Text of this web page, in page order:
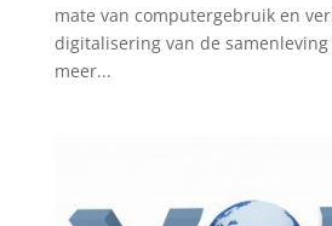
mate van computergebruik en
digitalisering van de
meer...